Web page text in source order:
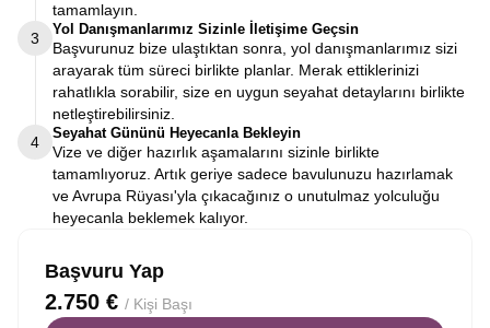
tamamlayın.
3
Yol Danışmanlarımız Sizinle İletişime Geçsin
Başvurunuz bize ulaştıktan sonra, yol danışmanlarımız sizi
arayarak tüm süreci birlikte planlar. Merak ettiklerinizi
rahatlıkla sorabilir, size en uygun seyahat detaylarını birlikte
netleştirebilirsiniz.
4
Seyahat Gününü Heyecanla Bekleyin
Vize ve diğer hazırlık aşamalarını sizinle birlikte
tamamlıyoruz. Artık geriye sadece bavulunuzu hazırlamak
ve Avrupa Rüyası'yla çıkacağınız o unutulmaz yolculuğu
heyecanla beklemek kalıyor.
Başvuru Yap
2.750 € / Kişi Başı